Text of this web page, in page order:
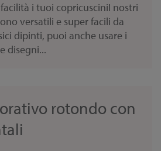
i tuoi copricusciniI nostri
versatili e super facili da
dipinti, puoi anche usare i
disegni...
rotondo con